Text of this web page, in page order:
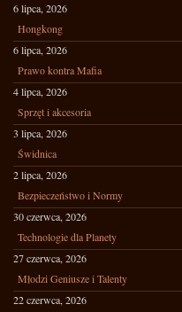
6 lipca, 2026
Hongkong
6 lipca, 2026
Prawo kontra Mafia
4 lipca, 2026
Sprzęt i akcesoria
3 lipca, 2026
Świdnica
2 lipca, 2026
Bezpieczeństwo i Normy
30 czerwca, 2026
Technologie dla Planety
27 czerwca, 2026
Młodzi Geniusze i Talenty
22 czerwca, 2026